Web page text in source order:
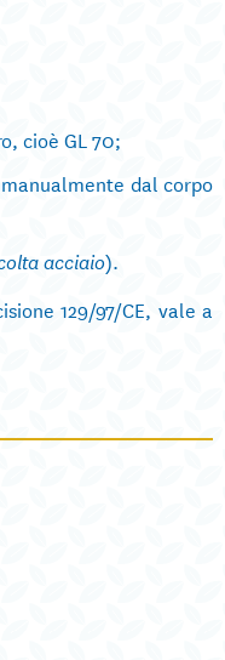
cioè GL 70;
dal corpo
acciaio).
129/97/CE, vale a